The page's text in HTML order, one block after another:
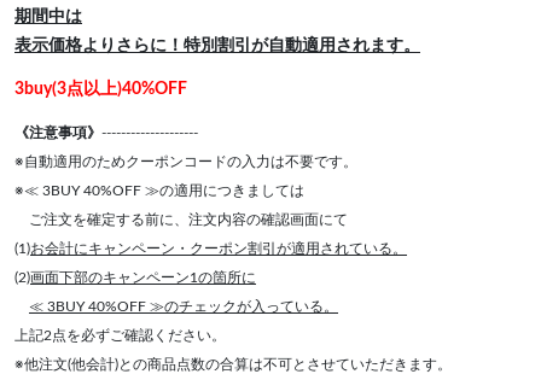
期間中は
表示価格よりさらに！特別割引が自動適用されます。
3buy(3点以上)40%OFF
《注意事項》 --------------------
※自動適用のためクーポンコードの入力は不要です。
※≪ 3BUY 40%OFF ≫の適用につきましては
ご注文を確定する前に、注文内容の確認画面にて
(1)お会計にキャンペーン・クーポン割引が適用されている。
(2)画面下部のキャンペーン1の箇所に
≪ 3BUY 40%OFF ≫のチェックが入っている。
上記2点を必ずご確認ください。
※他注文(他会計)との商品点数の合算は不可とさせていただきます。